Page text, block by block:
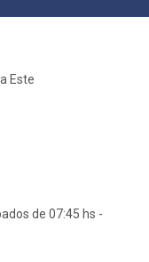
Este
de 07:45 hs -